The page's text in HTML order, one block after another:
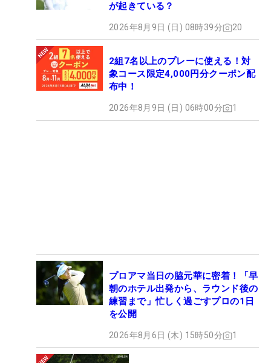
が起きている？
2026年8月9日 (日) 08時39分 20
2組7名以上のプレーに使える！対
象コース限定4,000円分クーポン配
布中！
2026年8月9日 (日) 06時00分 1
プロアマ当日の脇元華に密着！「早
朝のホテル出発から、ラウンド後の
練習まで」忙しく過ごすプロの1日
を公開
2026年8月6日 (木) 15時50分 1